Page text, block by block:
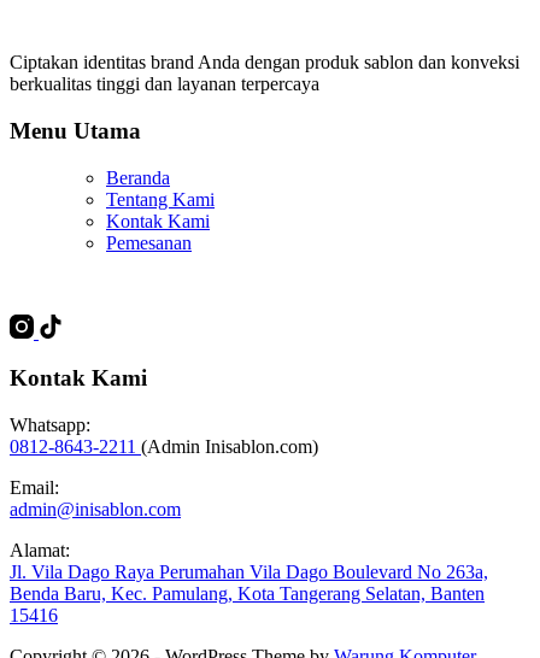
Ciptakan identitas brand Anda dengan produk sablon dan konveksi
berkualitas tinggi dan layanan terpercaya
Menu Utama
Beranda
Tentang Kami
Kontak Kami
Pemesanan
Kontak Kami
Whatsapp:
0812-8643-2211 (Admin Inisablon.com)
Email:
admin@inisablon.com
Alamat:
Jl. Vila Dago Raya Perumahan Vila Dago Boulevard No 263a,
Benda Baru, Kec. Pamulang, Kota Tangerang Selatan, Banten
15416